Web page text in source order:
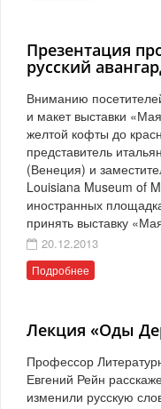
Презентация
русский
Вниманию
и макет выставки
желтой кофты до
представитель
(Венеция) и
Louisiana Museum of
иностранных
принять выставку
20.12.2013
Подробнее
Лекция «Оды
Профессор
Евгений Рейн
изменили русскую